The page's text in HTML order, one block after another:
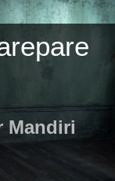
Mandiri